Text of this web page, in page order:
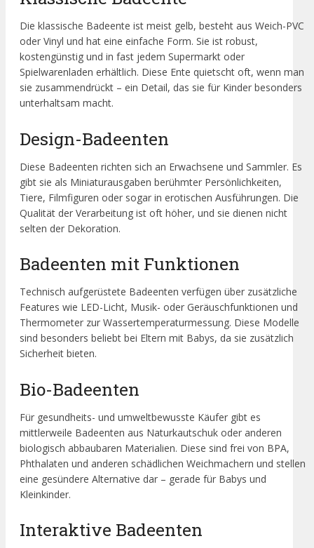
Die klassische Badeente ist meist gelb, besteht aus Weich-PVC
oder Vinyl und hat eine einfache Form. Sie ist robust,
kostengünstig und in fast jedem Supermarkt oder
Spielwarenladen erhältlich. Diese Ente quietscht oft, wenn man
sie zusammendrückt – ein Detail, das sie für Kinder besonders
unterhaltsam macht.
Design-Badeenten
Diese Badeenten richten sich an Erwachsene und Sammler. Es
gibt sie als Miniaturausgaben berühmter Persönlichkeiten,
Tiere, Filmfiguren oder sogar in erotischen Ausführungen. Die
Qualität der Verarbeitung ist oft höher, und sie dienen nicht
selten der Dekoration.
Badeenten mit Funktionen
Technisch aufgerüstete Badeenten verfügen über zusätzliche
Features wie LED-Licht, Musik- oder Geräuschfunktionen und
Thermometer zur Wassertemperaturmessung. Diese Modelle
sind besonders beliebt bei Eltern mit Babys, da sie zusätzlich
Sicherheit bieten.
Bio-Badeenten
Für gesundheits- und umweltbewusste Käufer gibt es
mittlerweile Badeenten aus Naturkautschuk oder anderen
biologisch abbaubaren Materialien. Diese sind frei von BPA,
Phthalaten und anderen schädlichen Weichmachern und stellen
eine gesündere Alternative dar – gerade für Babys und
Kleinkinder.
Interaktive Badeenten